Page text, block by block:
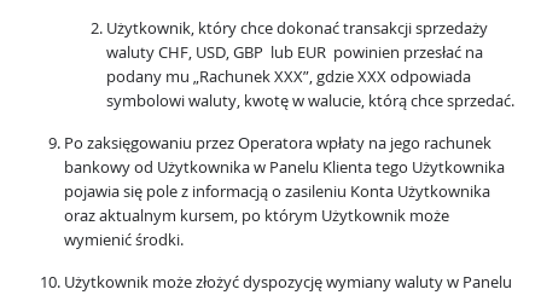
Użytkownik, który chce dokonać transakcji sprzedaży
waluty CHF, USD, GBP lub EUR powinien przesłać na
podany mu „Rachunek XXX”, gdzie XXX odpowiada
symbolowi waluty, kwotę w walucie, którą chce sprzedać.
Po zaksięgowaniu przez Operatora wpłaty na jego rachunek
bankowy od Użytkownika w Panelu Klienta tego Użytkownika
pojawia się pole z informacją o zasileniu Konta Użytkownika
oraz aktualnym kursem, po którym Użytkownik może
wymienić środki.
Użytkownik może złożyć dyspozycję wymiany waluty w Panelu